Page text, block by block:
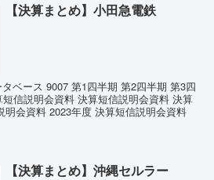
【決算まとめ】小田急電鉄
ベース 9007 第1四半期 第2四半期 第3四
信説明会資料 決算短信説明会資料 決算
明会資料 2023年度 決算短信説明会資料
【決算まとめ】沖縄セルラー